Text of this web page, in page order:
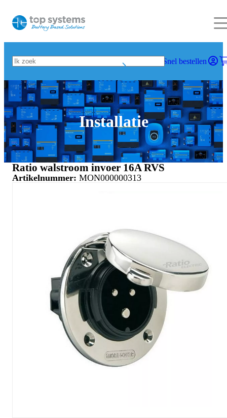
Snel bestellen
Installatie
Ratio walstroom invoer 16A RVS
Artikelnummer: MON000000313